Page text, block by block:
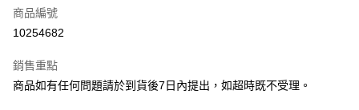
LINE Pay
悠遊付
商品編號
10254682
銷售重點
商品如有任何問題請於到貨後7日內提出，如超時既不受理。